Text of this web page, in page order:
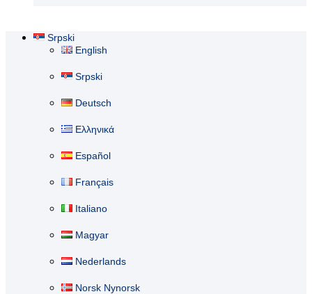
Srpski
English
Srpski
Deutsch
Ελληνικά
Español
Français
Italiano
Magyar
Nederlands
Norsk Nynorsk